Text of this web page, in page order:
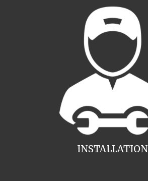
INSTALLATION